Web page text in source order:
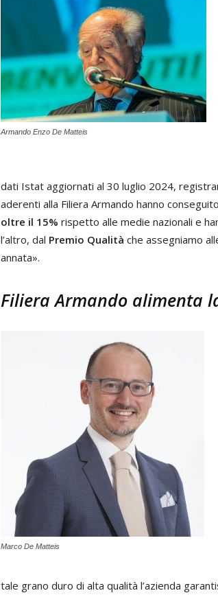
Armando Enzo De Matteis
dati Istat aggiornati al 30 luglio 2024,
aderenti alla Filiera Armando hanno
oltre il 15% rispetto alle medie nazionali e
l’altro, dal Premio Qualità che assegniamo
annata».
Filiera Armando alimenta
Marco De Matteis
tale grano duro di alta qualità l’azienda